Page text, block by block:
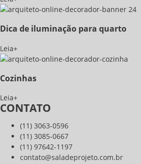
Dica de iluminação para quarto
Leia+
Cozinhas
Leia+
CONTATO
(11) 3063-0596
(11) 3085-0667
(11) 97642-1197
contato@saladeprojeto.com.br